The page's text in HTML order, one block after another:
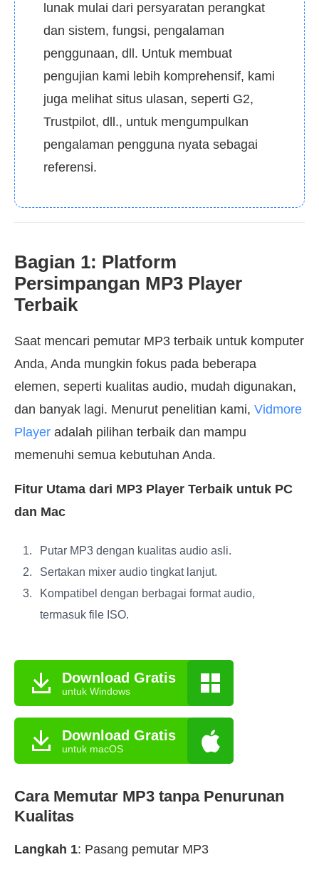
lunak mulai dari persyaratan perangkat
dan sistem, fungsi, pengalaman
penggunaan, dll. Untuk membuat
pengujian kami lebih komprehensif, kami
juga melihat situs ulasan, seperti G2,
Trustpilot, dll., untuk mengumpulkan
pengalaman pengguna nyata sebagai
referensi.
Bagian 1: Platform
Persimpangan MP3 Player
Terbaik
Saat mencari pemutar MP3 terbaik untuk komputer
Anda, Anda mungkin fokus pada beberapa
elemen, seperti kualitas audio, mudah digunakan,
dan banyak lagi. Menurut penelitian kami, Vidmore
Player adalah pilihan terbaik dan mampu
memenuhi semua kebutuhan Anda.
Fitur Utama dari MP3 Player Terbaik untuk PC
dan Mac
Putar MP3 dengan kualitas audio asli.
Sertakan mixer audio tingkat lanjut.
Kompatibel dengan berbagai format audio,
termasuk file ISO.
Download Gratis
untuk Windows
Download Gratis
untuk macOS
Cara Memutar MP3 tanpa Penurunan
Kualitas
Langkah 1: Pasang pemutar MP3